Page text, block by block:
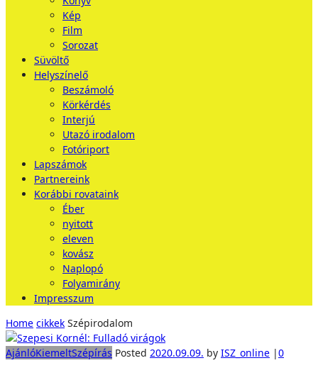
Kép
Film
Sorozat
Süvöltő
Helyszínelő
Beszámoló
Körkérdés
Interjú
Utazó irodalom
Fotóriport
Lapszámok
Partnereink
Korábbi rovataink
Éber
nyitott
eleven
kovász
Naplopó
Folyamirány
Impresszum
Home cikkek Szépirodalom
AjánlóKiemeltSzépírás Posted 2020.09.09. by ISZ_online |0